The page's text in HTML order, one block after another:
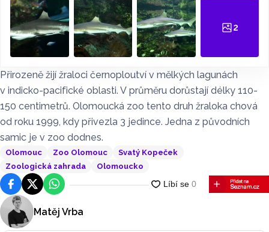
2
Přirozeně žijí žraloci černoploutví v mělkých lagunách
v indicko-pacifické oblasti. V průměru dorůstají délky 110-
150 centimetrů. Olomoucká zoo tento druh žraloka chová
od roku 1999, kdy přivezla 3 jedince. Jedna z původních
samic je v zoo dodnes.
Olomouc Zoo Olomouc
Svatý Kopeček
Zoologická zahrada
Olomoucko
FacebookPlatforma X
WhatsApp
Matěj Vrba